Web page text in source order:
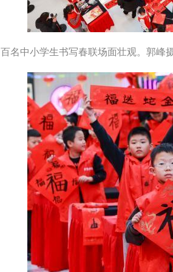
百名中小学生书写春联场面壮观。郭峰